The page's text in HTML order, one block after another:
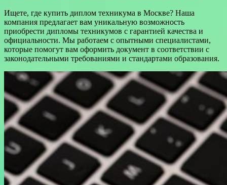
Ищете, где купить диплом техникума в Москве? Наша
компания предлагает вам уникальную возможность
приобрести дипломы техникумов с гарантией качества и
официальности. Мы работаем с опытными специалистами,
которые помогут вам оформить документ в соответствии с
законодательными требованиями и стандартами образования.